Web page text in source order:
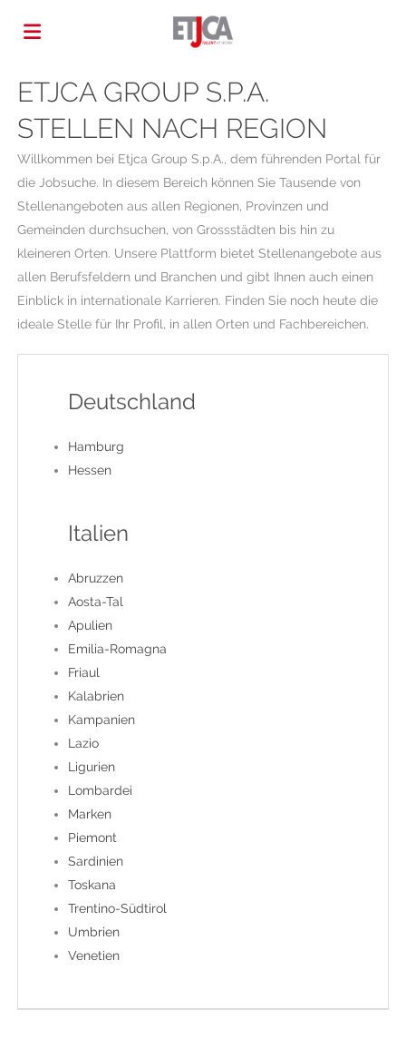
Home
Stellen
Lebenslauf
hochladen
Anmelden
EN
FR
IT
DE
PT
ETJCA GROUP S.P.A.
STELLEN NACH REGION
Willkommen bei Etjca Group S.p.A., dem führenden Portal für
die Jobsuche. In diesem Bereich können Sie Tausende von
Stellenangeboten aus allen Regionen, Provinzen und
Gemeinden durchsuchen, von Grossstädten bis hin zu
kleineren Orten. Unsere Plattform bietet Stellenangebote aus
allen Berufsfeldern und Branchen und gibt Ihnen auch einen
Einblick in internationale Karrieren. Finden Sie noch heute die
ideale Stelle für Ihr Profil, in allen Orten und Fachbereichen.
Deutschland
Hamburg
Hessen
Italien
Abruzzen
Aosta-Tal
Apulien
Emilia-Romagna
Friaul
Kalabrien
Kampanien
Lazio
Ligurien
Lombardei
Marken
Piemont
Sardinien
Toskana
Trentino-Südtirol
Umbrien
Venetien